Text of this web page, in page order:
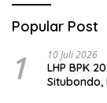
Popular Post
1 10 Juli 2026
LHP BPK
Situbondo,